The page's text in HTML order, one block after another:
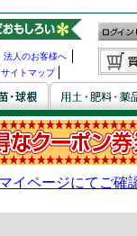
法人のお客様へ
サイトマップ